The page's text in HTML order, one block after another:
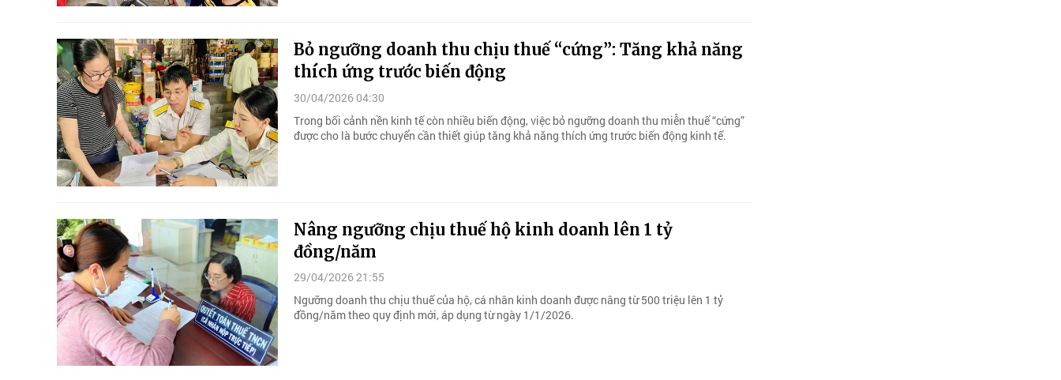
Bỏ ngưỡng doanh thu chịu thuế “cứng”: Tăng khả năng
thích ứng trước biến động
30/04/2026 04:30
Trong bối cảnh nền kinh tế còn nhiều biến động, việc bỏ ngưỡng doanh thu miễn thuế “cứng”
được cho là bước chuyển cần thiết giúp tăng khả năng thích ứng trước biến động kinh tế.
Nâng ngưỡng chịu thuế hộ kinh doanh lên 1 tỷ
đồng/năm
29/04/2026 21:55
Ngưỡng doanh thu chịu thuế của hộ, cá nhân kinh doanh được nâng từ 500 triệu lên 1 tỷ
đồng/năm theo quy định mới, áp dụng từ ngày 1/1/2026.